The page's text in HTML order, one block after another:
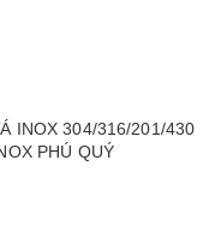
INOX 304/316/201/430
PHÚ QUÝ